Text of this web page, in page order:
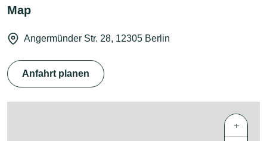
Map
Angermünder Str. 28, 12305 Berlin
Anfahrt planen
+